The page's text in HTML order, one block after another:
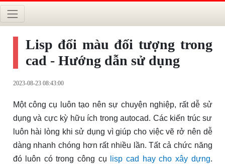
Lisp đổi màu đối tượng trong
cad - Hướng dẫn sử dụng
2023-08-23 08:43:00
Một công cụ luôn tạo nên sự chuyện nghiệp, rất dễ sử
dụng và cực kỳ hữu ích trong autocad. Các kiến trúc sư
luôn hài lòng khi sử dụng vì giúp cho việc vẽ rở nên dễ
dàng nhanh chóng hơn rất nhiều lần. Tất cả chức năng
đó luôn có trong công cụ
lisp cad hay cho xây dựng.